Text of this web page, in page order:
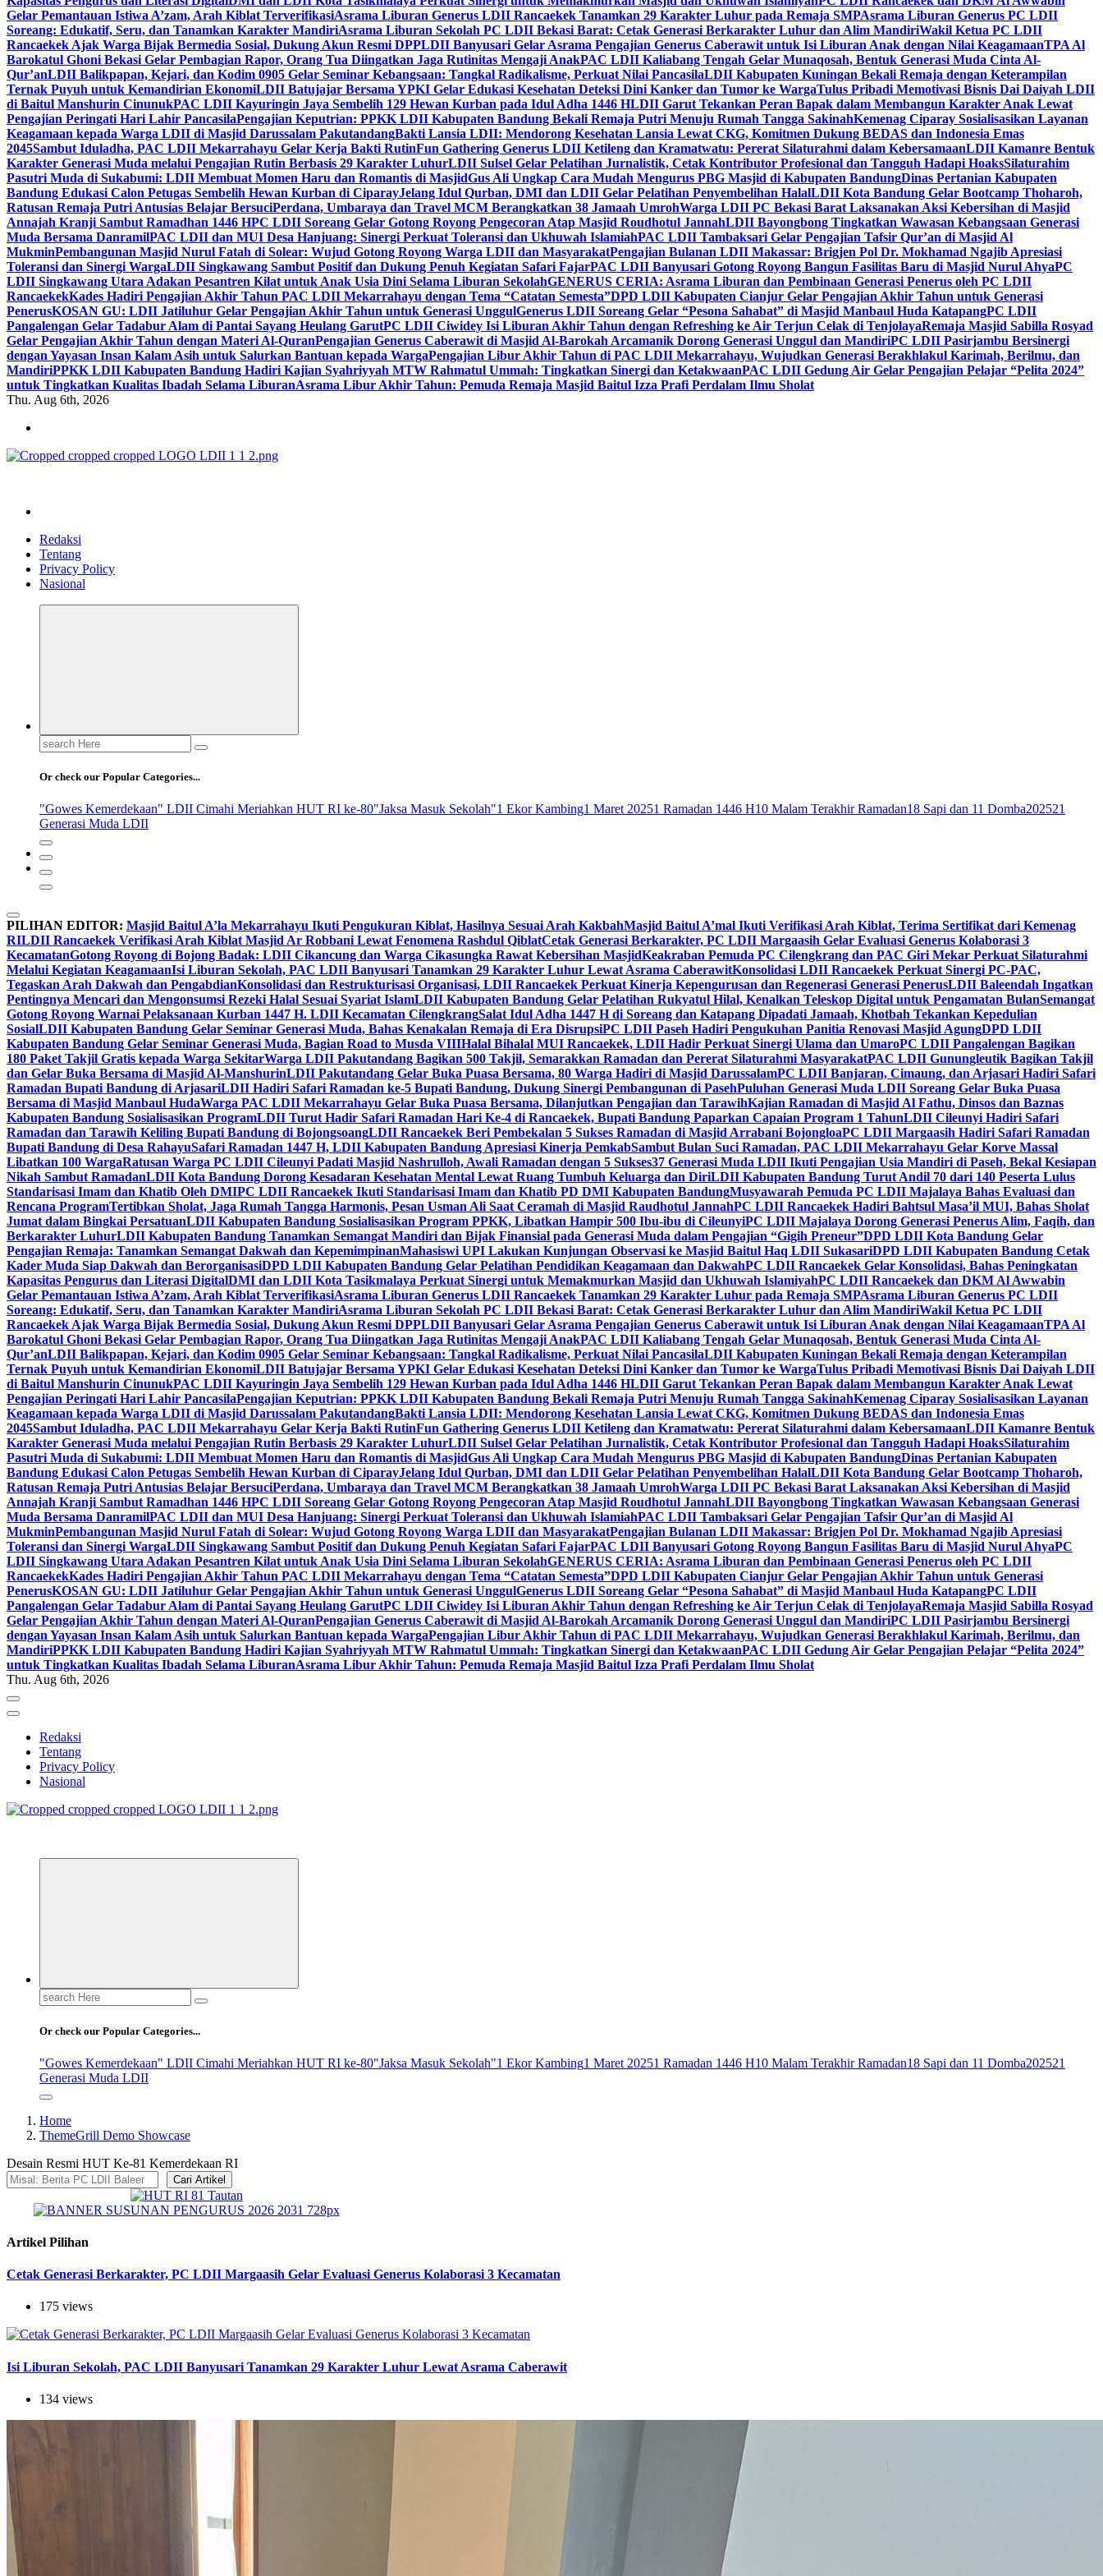
Gelar Pemantauan Istiwa A’zam, Arah Kiblat TerverifikasiAsrama Liburan Generus LDII Rancaekek Tanamkan 29 Karakter Luhur pada Remaja SMPAsrama Liburan Generus PC LDII
Soreang: Edukatif, Seru, dan Tanamkan Karakter MandiriAsrama Liburan Sekolah PC LDII Bekasi Barat: Cetak Generasi Berkarakter Luhur dan Alim MandiriWakil Ketua PC LDII
Rancaekek Ajak Warga Bijak Bermedia Sosial, Dukung Akun Resmi DPPLDII Banyusari Gelar Asrama Pengajian Generus Caberawit untuk Isi Liburan Anak dengan Nilai KeagamaanTPA Al
Barokatul Ghoni Bekasi Gelar Pembagian Rapor, Orang Tua Diingatkan Jaga Rutinitas Mengaji AnakPAC LDII Kaliabang Tengah Gelar Munaqosah, Bentuk Generasi Muda Cinta Al-
Qur’anLDII Balikpapan, Kejari, dan Kodim 0905 Gelar Seminar Kebangsaan: Tangkal Radikalisme, Perkuat Nilai PancasilaLDII Kabupaten Kuningan Bekali Remaja dengan Keterampilan
Ternak Puyuh untuk Kemandirian EkonomiLDII Batujajar Bersama YPKI Gelar Edukasi Kesehatan Deteksi Dini Kanker dan Tumor ke WargaTulus Pribadi Memotivasi Bisnis Dai Daiyah LDII
di Baitul Manshurin CinunukPAC LDII Kayuringin Jaya Sembelih 129 Hewan Kurban pada Idul Adha 1446 HLDII Garut Tekankan Peran Bapak dalam Membangun Karakter Anak Lewat
Pengajian Peringati Hari Lahir PancasilaPengajian Keputrian: PPKK LDII Kabupaten Bandung Bekali Remaja Putri Menuju Rumah Tangga SakinahKemenag Ciparay Sosialisasikan Layanan
Keagamaan kepada Warga LDII di Masjid Darussalam PakutandangBakti Lansia LDII: Mendorong Kesehatan Lansia Lewat CKG, Komitmen Dukung BEDAS dan Indonesia Emas
2045Sambut Iduladha, PAC LDII Mekarrahayu Gelar Kerja Bakti RutinFun Gathering Generus LDII Ketileng dan Kramatwatu: Pererat Silaturahmi dalam KebersamaanLDII Kamanre Bentuk
Karakter Generasi Muda melalui Pengajian Rutin Berbasis 29 Karakter LuhurLDII Sulsel Gelar Pelatihan Jurnalistik, Cetak Kontributor Profesional dan Tangguh Hadapi HoaksSilaturahim
Pasutri Muda di Sukabumi: LDII Membuat Momen Haru dan Romantis di MasjidGus Ali Ungkap Cara Mudah Mengurus PBG Masjid di Kabupaten BandungDinas Pertanian Kabupaten
Bandung Edukasi Calon Petugas Sembelih Hewan Kurban di CiparayJelang Idul Qurban, DMI dan LDII Gelar Pelatihan Penyembelihan HalalLDII Kota Bandung Gelar Bootcamp Thoharoh,
Ratusan Remaja Putri Antusias Belajar BersuciPerdana, Umbaraya dan Travel MCM Berangkatkan 38 Jamaah UmrohWarga LDII PC Bekasi Barat Laksanakan Aksi Kebersihan di Masjid
Annajah Kranji Sambut Ramadhan 1446 HPC LDII Soreang Gelar Gotong Royong Pengecoran Atap Masjid Roudhotul JannahLDII Bayongbong Tingkatkan Wawasan Kebangsaan Generasi
Muda Bersama DanramilPAC LDII dan MUI Desa Hanjuang: Sinergi Perkuat Toleransi dan Ukhuwah IslamiahPAC LDII Tambaksari Gelar Pengajian Tafsir Qur’an di Masjid Al
MukminPembangunan Masjid Nurul Fatah di Solear: Wujud Gotong Royong Warga LDII dan MasyarakatPengajian Bulanan LDII Makassar: Brigjen Pol Dr. Mokhamad Ngajib Apresiasi
Toleransi dan Sinergi WargaLDII Singkawang Sambut Positif dan Dukung Penuh Kegiatan Safari FajarPAC LDII Banyusari Gotong Royong Bangun Fasilitas Baru di Masjid Nurul AhyaPC
LDII Singkawang Utara Adakan Pesantren Kilat untuk Anak Usia Dini Selama Liburan SekolahGENERUS CERIA: Asrama Liburan dan Pembinaan Generasi Penerus oleh PC LDII
RancaekekKades Hadiri Pengajian Akhir Tahun PAC LDII Mekarrahayu dengan Tema “Catatan Semesta”DPD LDII Kabupaten Cianjur Gelar Pengajian Akhir Tahun untuk Generasi
PenerusKOSAN GU: LDII Jatiluhur Gelar Pengajian Akhir Tahun untuk Generasi UnggulGenerus LDII Soreang Gelar “Pesona Sahabat” di Masjid Manbaul Huda KatapangPC LDII
Pangalengan Gelar Tadabur Alam di Pantai Sayang Heulang GarutPC LDII Ciwidey Isi Liburan Akhir Tahun dengan Refreshing ke Air Terjun Celak di TenjolayaRemaja Masjid Sabilla Rosyad
Gelar Pengajian Akhir Tahun dengan Materi Al-QuranPengajian Generus Caberawit di Masjid Al-Barokah Arcamanik Dorong Generasi Unggul dan MandiriPC LDII Pasirjambu Bersinergi
dengan Yayasan Insan Kalam Asih untuk Salurkan Bantuan kepada WargaPengajian Libur Akhir Tahun di PAC LDII Mekarrahayu, Wujudkan Generasi Berakhlakul Karimah, Berilmu, dan
MandiriPPKK LDII Kabupaten Bandung Hadiri Kajian Syahriyyah MTW Rahmatul Ummah: Tingkatkan Sinergi dan KetakwaanPAC LDII Gedung Air Gelar Pengajian Pelajar “Pelita 2024”
untuk Tingkatkan Kualitas Ibadah Selama LiburanAsrama Libur Akhir Tahun: Pemuda Remaja Masjid Baitul Izza Prafi Perdalam Ilmu Sholat
Thu. Aug 6th, 2026
Redaksi
Tentang
Privacy Policy
Nasional
Search
for:
Or check our Popular Categories...
"Gowes Kemerdekaan" LDII Cimahi Meriahkan HUT RI ke-80"Jaksa Masuk Sekolah"1 Ekor Kambing1 Maret 20251 Ramadan 1446 H10 Malam Terakhir Ramadan18 Sapi dan 11 Domba202521
Generasi Muda LDII
PILIHAN EDITOR: Masjid Baitul A’la Mekarrahayu Ikuti Pengukuran Kiblat, Hasilnya Sesuai Arah KakbahMasjid Baitul A’mal Ikuti Verifikasi Arah Kiblat, Terima Sertifikat dari Kemenag
RILDII Rancaekek Verifikasi Arah Kiblat Masjid Ar Robbani Lewat Fenomena Rashdul QiblatCetak Generasi Berkarakter, PC LDII Margaasih Gelar Evaluasi Generus Kolaborasi 3
KecamatanGotong Royong di Bojong Badak: LDII Cikancung dan Warga Cikasungka Rawat Kebersihan MasjidKeakraban Pemuda PC Cilengkrang dan PAC Giri Mekar Perkuat Silaturahmi
Melalui Kegiatan KeagamaanIsi Liburan Sekolah, PAC LDII Banyusari Tanamkan 29 Karakter Luhur Lewat Asrama CaberawitKonsolidasi LDII Rancaekek Perkuat Sinergi PC-PAC,
Tegaskan Arah Dakwah dan PengabdianKonsolidasi dan Restrukturisasi Organisasi, LDII Rancaekek Perkuat Kinerja Kepengurusan dan Regenerasi Generasi PenerusLDII Baleendah Ingatkan
Pentingnya Mencari dan Mengonsumsi Rezeki Halal Sesuai Syariat IslamLDII Kabupaten Bandung Gelar Pelatihan Rukyatul Hilal, Kenalkan Teleskop Digital untuk Pengamatan BulanSemangat
Gotong Royong Warnai Pelaksanaan Kurban 1447 H. LDII Kecamatan CilengkrangSalat Idul Adha 1447 H di Soreang dan Katapang Dipadati Jamaah, Khotbah Tekankan Kepedulian
SosialLDII Kabupaten Bandung Gelar Seminar Generasi Muda, Bahas Kenakalan Remaja di Era DisrupsiPC LDII Paseh Hadiri Pengukuhan Panitia Renovasi Masjid AgungDPD LDII
Kabupaten Bandung Gelar Seminar Generasi Muda, Bagian Road to Musda VIIIHalal Bihalal MUI Rancaekek, LDII Hadir Perkuat Sinergi Ulama dan UmaroPC LDII Pangalengan Bagikan
180 Paket Takjil Gratis kepada Warga SekitarWarga LDII Pakutandang Bagikan 500 Takjil, Semarakkan Ramadan dan Pererat Silaturahmi MasyarakatPAC LDII Gunungleutik Bagikan Takjil
dan Gelar Buka Bersama di Masjid Al-ManshurinLDII Pakutandang Gelar Buka Puasa Bersama, 80 Warga Hadiri di Masjid DarussalamPC LDII Banjaran, Cimaung, dan Arjasari Hadiri Safari
Ramadan Bupati Bandung di ArjasariLDII Hadiri Safari Ramadan ke-5 Bupati Bandung, Dukung Sinergi Pembangunan di PasehPuluhan Generasi Muda LDII Soreang Gelar Buka Puasa
Bersama di Masjid Manbaul HudaWarga PAC LDII Mekarrahayu Gelar Buka Puasa Bersama, Dilanjutkan Pengajian dan TarawihKajian Ramadan di Masjid Al Fathu, Dinsos dan Baznas
Kabupaten Bandung Sosialisasikan ProgramLDII Turut Hadir Safari Ramadan Hari Ke-4 di Rancaekek, Bupati Bandung Paparkan Capaian Program 1 TahunLDII Cileunyi Hadiri Safari
Ramadan dan Tarawih Keliling Bupati Bandung di BojongsoangLDII Rancaekek Beri Pembekalan 5 Sukses Ramadan di Masjid Arrabani BojongloaPC LDII Margaasih Hadiri Safari Ramadan
Bupati Bandung di Desa RahayuSafari Ramadan 1447 H, LDII Kabupaten Bandung Apresiasi Kinerja PemkabSambut Bulan Suci Ramadan, PAC LDII Mekarrahayu Gelar Korve Massal
Libatkan 100 WargaRatusan Warga PC LDII Cileunyi Padati Masjid Nashrulloh, Awali Ramadan dengan 5 Sukses37 Generasi Muda LDII Ikuti Pengajian Usia Mandiri di Paseh, Bekal Kesiapan
Nikah Sambut RamadanLDII Kota Bandung Dorong Kesadaran Kesehatan Mental Lewat Ruang Tumbuh Keluarga dan DiriLDII Kabupaten Bandung Turut Andil 70 dari 140 Peserta Lulus
Standarisasi Imam dan Khatib Oleh DMIPC LDII Rancaekek Ikuti Standarisasi Imam dan Khatib PD DMI Kabupaten BandungMusyawarah Pemuda PC LDII Majalaya Bahas Evaluasi dan
Rencana ProgramTertibkan Sholat, Jaga Rumah Tangga Harmonis, Pesan Usman Ali Saat Ceramah di Masjid Raudhotul JannahPC LDII Rancaekek Hadiri Bahtsul Masa’il MUI, Bahas Sholat
Jumat dalam Bingkai PersatuanLDII Kabupaten Bandung Sosialisasikan Program PPKK, Libatkan Hampir 500 Ibu-ibu di CileunyiPC LDII Majalaya Dorong Generasi Penerus Alim, Faqih, dan
Berkarakter LuhurLDII Kabupaten Bandung Tanamkan Semangat Mandiri dan Bijak Finansial pada Generasi Muda dalam Pengajian “Gigih Preneur”DPD LDII Kota Bandung Gelar
Pengajian Remaja: Tanamkan Semangat Dakwah dan KepemimpinanMahasiswi UPI Lakukan Kunjungan Observasi ke Masjid Baitul Haq LDII SukasariDPD LDII Kabupaten Bandung Cetak
Kader Muda Siap Dakwah dan BerorganisasiDPD LDII Kabupaten Bandung Gelar Pelatihan Pendidikan Keagamaan dan DakwahPC LDII Rancaekek Gelar Konsolidasi, Bahas Peningkatan
Kapasitas Pengurus dan Literasi DigitalDMI dan LDII Kota Tasikmalaya Perkuat Sinergi untuk Memakmurkan Masjid dan Ukhuwah IslamiyahPC LDII Rancaekek dan DKM Al Awwabin
Gelar Pemantauan Istiwa A’zam, Arah Kiblat TerverifikasiAsrama Liburan Generus LDII Rancaekek Tanamkan 29 Karakter Luhur pada Remaja SMPAsrama Liburan Generus PC LDII
Soreang: Edukatif, Seru, dan Tanamkan Karakter MandiriAsrama Liburan Sekolah PC LDII Bekasi Barat: Cetak Generasi Berkarakter Luhur dan Alim MandiriWakil Ketua PC LDII
Rancaekek Ajak Warga Bijak Bermedia Sosial, Dukung Akun Resmi DPPLDII Banyusari Gelar Asrama Pengajian Generus Caberawit untuk Isi Liburan Anak dengan Nilai KeagamaanTPA Al
Barokatul Ghoni Bekasi Gelar Pembagian Rapor, Orang Tua Diingatkan Jaga Rutinitas Mengaji AnakPAC LDII Kaliabang Tengah Gelar Munaqosah, Bentuk Generasi Muda Cinta Al-
Qur’anLDII Balikpapan, Kejari, dan Kodim 0905 Gelar Seminar Kebangsaan: Tangkal Radikalisme, Perkuat Nilai PancasilaLDII Kabupaten Kuningan Bekali Remaja dengan Keterampilan
Ternak Puyuh untuk Kemandirian EkonomiLDII Batujajar Bersama YPKI Gelar Edukasi Kesehatan Deteksi Dini Kanker dan Tumor ke WargaTulus Pribadi Memotivasi Bisnis Dai Daiyah LDII
di Baitul Manshurin CinunukPAC LDII Kayuringin Jaya Sembelih 129 Hewan Kurban pada Idul Adha 1446 HLDII Garut Tekankan Peran Bapak dalam Membangun Karakter Anak Lewat
Pengajian Peringati Hari Lahir PancasilaPengajian Keputrian: PPKK LDII Kabupaten Bandung Bekali Remaja Putri Menuju Rumah Tangga SakinahKemenag Ciparay Sosialisasikan Layanan
Keagamaan kepada Warga LDII di Masjid Darussalam PakutandangBakti Lansia LDII: Mendorong Kesehatan Lansia Lewat CKG, Komitmen Dukung BEDAS dan Indonesia Emas
2045Sambut Iduladha, PAC LDII Mekarrahayu Gelar Kerja Bakti RutinFun Gathering Generus LDII Ketileng dan Kramatwatu: Pererat Silaturahmi dalam KebersamaanLDII Kamanre Bentuk
Karakter Generasi Muda melalui Pengajian Rutin Berbasis 29 Karakter LuhurLDII Sulsel Gelar Pelatihan Jurnalistik, Cetak Kontributor Profesional dan Tangguh Hadapi HoaksSilaturahim
Pasutri Muda di Sukabumi: LDII Membuat Momen Haru dan Romantis di MasjidGus Ali Ungkap Cara Mudah Mengurus PBG Masjid di Kabupaten BandungDinas Pertanian Kabupaten
Bandung Edukasi Calon Petugas Sembelih Hewan Kurban di CiparayJelang Idul Qurban, DMI dan LDII Gelar Pelatihan Penyembelihan HalalLDII Kota Bandung Gelar Bootcamp Thoharoh,
Ratusan Remaja Putri Antusias Belajar BersuciPerdana, Umbaraya dan Travel MCM Berangkatkan 38 Jamaah UmrohWarga LDII PC Bekasi Barat Laksanakan Aksi Kebersihan di Masjid
Annajah Kranji Sambut Ramadhan 1446 HPC LDII Soreang Gelar Gotong Royong Pengecoran Atap Masjid Roudhotul JannahLDII Bayongbong Tingkatkan Wawasan Kebangsaan Generasi
Muda Bersama DanramilPAC LDII dan MUI Desa Hanjuang: Sinergi Perkuat Toleransi dan Ukhuwah IslamiahPAC LDII Tambaksari Gelar Pengajian Tafsir Qur’an di Masjid Al
MukminPembangunan Masjid Nurul Fatah di Solear: Wujud Gotong Royong Warga LDII dan MasyarakatPengajian Bulanan LDII Makassar: Brigjen Pol Dr. Mokhamad Ngajib Apresiasi
Toleransi dan Sinergi WargaLDII Singkawang Sambut Positif dan Dukung Penuh Kegiatan Safari FajarPAC LDII Banyusari Gotong Royong Bangun Fasilitas Baru di Masjid Nurul AhyaPC
LDII Singkawang Utara Adakan Pesantren Kilat untuk Anak Usia Dini Selama Liburan SekolahGENERUS CERIA: Asrama Liburan dan Pembinaan Generasi Penerus oleh PC LDII
RancaekekKades Hadiri Pengajian Akhir Tahun PAC LDII Mekarrahayu dengan Tema “Catatan Semesta”DPD LDII Kabupaten Cianjur Gelar Pengajian Akhir Tahun untuk Generasi
PenerusKOSAN GU: LDII Jatiluhur Gelar Pengajian Akhir Tahun untuk Generasi UnggulGenerus LDII Soreang Gelar “Pesona Sahabat” di Masjid Manbaul Huda KatapangPC LDII
Pangalengan Gelar Tadabur Alam di Pantai Sayang Heulang GarutPC LDII Ciwidey Isi Liburan Akhir Tahun dengan Refreshing ke Air Terjun Celak di TenjolayaRemaja Masjid Sabilla Rosyad
Gelar Pengajian Akhir Tahun dengan Materi Al-QuranPengajian Generus Caberawit di Masjid Al-Barokah Arcamanik Dorong Generasi Unggul dan MandiriPC LDII Pasirjambu Bersinergi
dengan Yayasan Insan Kalam Asih untuk Salurkan Bantuan kepada WargaPengajian Libur Akhir Tahun di PAC LDII Mekarrahayu, Wujudkan Generasi Berakhlakul Karimah, Berilmu, dan
MandiriPPKK LDII Kabupaten Bandung Hadiri Kajian Syahriyyah MTW Rahmatul Ummah: Tingkatkan Sinergi dan KetakwaanPAC LDII Gedung Air Gelar Pengajian Pelajar “Pelita 2024”
untuk Tingkatkan Kualitas Ibadah Selama LiburanAsrama Libur Akhir Tahun: Pemuda Remaja Masjid Baitul Izza Prafi Perdalam Ilmu Sholat
Thu. Aug 6th, 2026
Redaksi
Tentang
Privacy Policy
Nasional
Search
for:
Or check our Popular Categories...
"Gowes Kemerdekaan" LDII Cimahi Meriahkan HUT RI ke-80"Jaksa Masuk Sekolah"1 Ekor Kambing1 Maret 20251 Ramadan 1446 H10 Malam Terakhir Ramadan18 Sapi dan 11 Domba202521
Generasi Muda LDII
Home
ThemeGrill Demo Showcase
Desain Resmi HUT Ke-81 Kemerdekaan RI
Cari Artikel
Artikel Pilihan
Cetak Generasi Berkarakter, PC LDII Margaasih Gelar Evaluasi Generus Kolaborasi 3 Kecamatan
175 views
Isi Liburan Sekolah, PAC LDII Banyusari Tanamkan 29 Karakter Luhur Lewat Asrama Caberawit
134 views